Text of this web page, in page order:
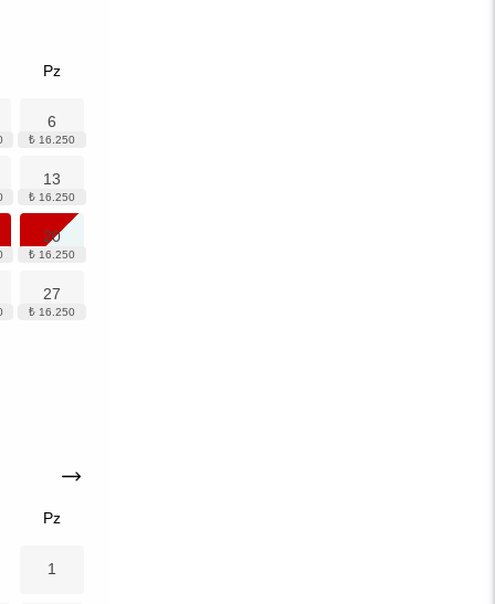
Pz
6
13
20
27
Pz
1